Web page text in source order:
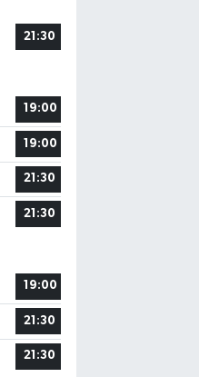
21:30
19:00
19:00
21:30
21:30
19:00
21:30
21:30